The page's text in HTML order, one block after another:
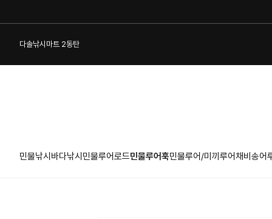
다솔낚시마트 2동탄
민물낚시 바다낚시 민물루어로드민물루어훅민물루어/미끼 루어채비 송어